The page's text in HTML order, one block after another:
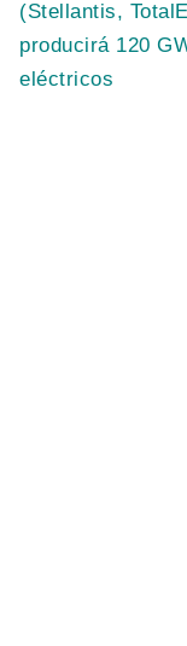
(Stellantis,
producirá 120
eléctricos